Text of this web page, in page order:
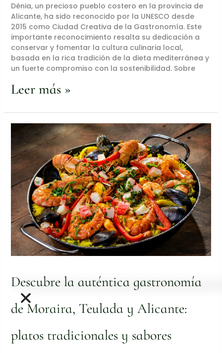
Dénia, un precioso pueblo costero en la provincia de
Alicante, ha sido reconocido por la UNESCO desde
2015 como Ciudad Creativa de la Gastronomía. Este
importante reconocimiento resalta su dedicación a
conservar y fomentar la cultura culinaria local,
basada en la rica tradición de la dieta mediterránea y
un fuerte compromiso con la sostenibilidad. Sobre
Leer más »
Descubre la auténtica gastronomía
de Moraira, Teulada y Alicante:
platos tradicionales y sabores
Descubre
la
auténtica
gastronomía
de
Moraira,
Teulada
y
Alicante:
platos
tradicionales
y
sabores